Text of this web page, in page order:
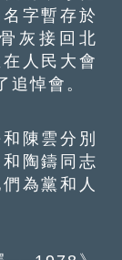
字暫存於
灰接回北
人民大會
悼會。
陳雲分別
陶鑄同志
為黨和人